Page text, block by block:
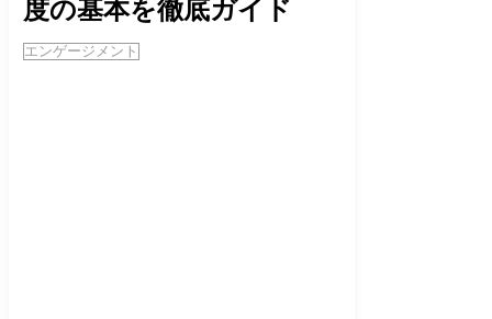
度の基本を徹底ガイド
エンゲージメント